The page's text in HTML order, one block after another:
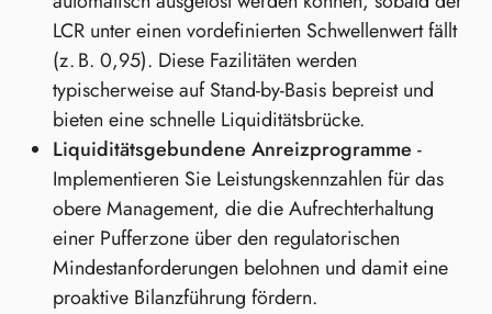
LCR unter einen vordefinierten Schwellenwert fällt
(z. B. 0,95). Diese Fazilitäten werden
typischerweise auf Stand‑by-Basis bepreist und
bieten eine schnelle Liquiditätsbrücke.
Liquiditätsgebundene Anreizprogramme -
Implementieren Sie Leistungskennzahlen für das
obere Management, die die Aufrechterhaltung
einer Pufferzone über den regulatorischen
Mindestanforderungen belohnen und damit eine
proaktive Bilanzführung fördern.